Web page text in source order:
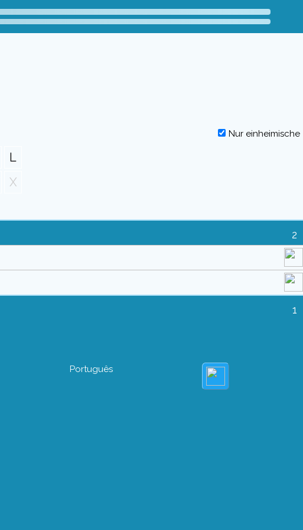
Nur einheimische
L
X
2
1
Português